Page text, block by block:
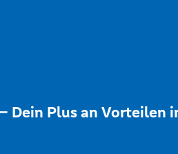
Dein Plus an Vorteilen